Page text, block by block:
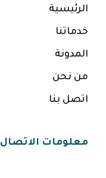
الرئيسية
خدماتنا
المدونة
من نحن
اتصل بنا
معلومات الاتصال